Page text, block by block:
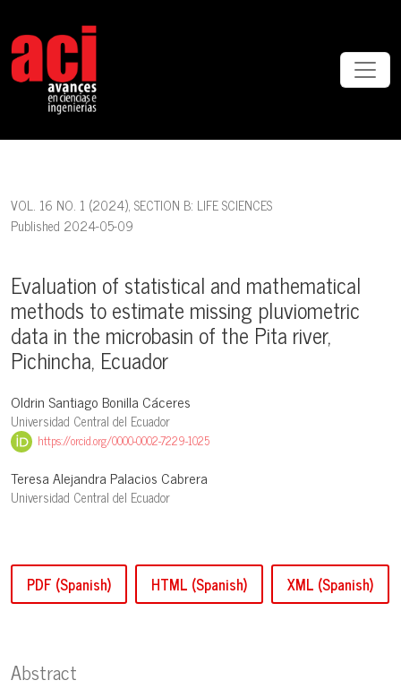
VOL. 16 NO. 1 (2024), SECTION B: LIFE SCIENCES
Evaluation of statistical and mathematical
methods to estimate missing pluviometric
data in the microbasin of the Pita river,
Pichincha, Ecuador
Published 2024-05-09
Oldrin Santiago Bonilla Cáceres
Universidad Central del Ecuador
https://orcid.org/0000-0002-7229-1025
Teresa Alejandra Palacios Cabrera
Universidad Central del Ecuador
PDF (Spanish) HTML (Spanish) XML (Spanish)
Abstract